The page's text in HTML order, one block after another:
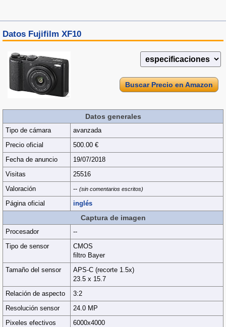
Datos Fujifilm XF10
Buscar Precio en Amazon
Datos generales
Tipo de cámara
avanzada
Precio oficial
500.00 €
Fecha de anuncio
19/07/2018
Visitas
25516
Valoración
-- (sin comentarios escritos)
Página oficial inglés
Captura de imagen
Procesador
--
Tipo de sensor
CMOS
filtro Bayer
Tamaño del sensor
APS-C (recorte 1.5x)
23.5 x 15.7
Relación de aspecto
3:2
Resolución sensor
24.0 MP
Pixeles efectivos
6000x4000